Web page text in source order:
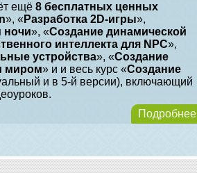
ещё 8 бесплатных ценных
», « Разработка 2D-игры»,
ночи», «Создание динамической
интеллекта для NPC»,
устройства», «Создание
миром» и и весь курс «Создание
и в 5-й версии), включающий
Подробнее